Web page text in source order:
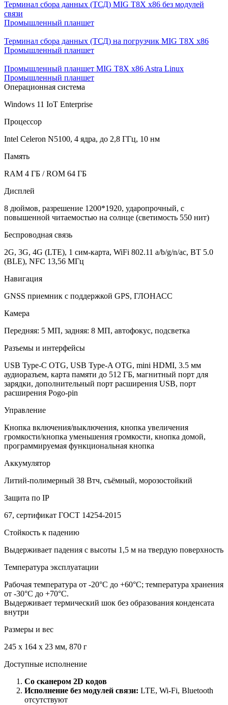
Терминал сбора данных (ТСД) MIG T8X x86 без модулей
связи
Промышленный планшет
Терминал сбора данных (ТСД) на погрузчик MIG T8X х86
Промышленный планшет
Промышленный планшет MIG T8X x86 Astra Linux
Промышленный планшет
Операционная система
Windows 11 IoT Enterprise
Процессор
Intel Celeron N5100, 4 ядра, до 2,8 ГГц, 10 нм
Память
RAM 4 ГБ / ROM 64 ГБ
Дисплей
8 дюймов, разрешение 1200*1920, ударопрочный, с
повышенной читаемостью на солнце (светимость 550 нит)
Беспроводная связь
2G, 3G, 4G (LTE), 1 сим-карта, WiFi 802.11 a/b/g/n/ac, BT 5.0
(BLE), NFC 13,56 МГц
Навигация
GNSS приемник с поддержкой GPS, ГЛОНАСС
Камера
Передняя: 5 МП, задняя: 8 МП, автофокус, подсветка
Разъемы и интерфейсы
USB Type-C OTG, USB Type-A OTG, mini HDMI, 3.5 мм
аудиоразъем, карта памяти до 512 ГБ, магнитный порт для
зарядки, дополнительный порт расширения USB, порт
расширения Pogo-pin
Управление
Кнопка включения/выключения, кнопка увеличения
громкости/кнопка уменьшения громкости, кнопка домой,
программируемая функциональная кнопка
Аккумулятор
Литий-полимерный 38 Втч, съёмный, морозостойкий
Защита по IP
67, сертификат ГОСТ 14254-2015
Стойкость к падению
Выдерживает падения с высоты 1,5 м на твердую поверхность
Температура эксплуатации
Рабочая температура от -20°C до +60°С; температура хранения
от -30°C до +70°C.
Выдерживает термический шок без образования конденсата
внутри
Размеры и вес
245 x 164 x 23 мм, 870 г
Доступные исполнение
Со сканером 2D кодов
Исполнение без модулей связи: LTE, Wi-Fi, Bluetooth
отсутствуют